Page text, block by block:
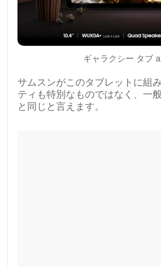
ギャラクシー タブ
サムスンがこのタブレットに組
ティも特別なものではなく、一
と同じと言えます。